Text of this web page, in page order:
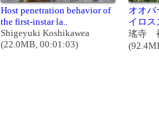
Host penetration behavior of
the first-instar la..
Shigeyuki Koshikawea
(22.0MB, 00:01:03)
オオバ
イロス
瑤寺